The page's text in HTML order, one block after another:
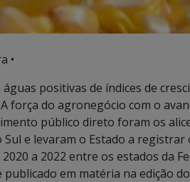
•
positivas de índices de
força do agronegócio com o
público direto foram os
e levaram o Estado a registrar
a 2022 entre os estados da
em matéria na edição